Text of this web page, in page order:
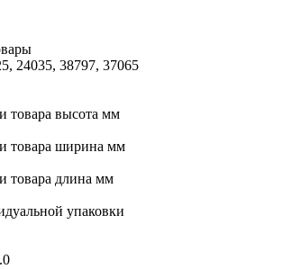
24035, 38797, 37065
товара высота мм
товара ширина мм
товара длина мм
упаковки